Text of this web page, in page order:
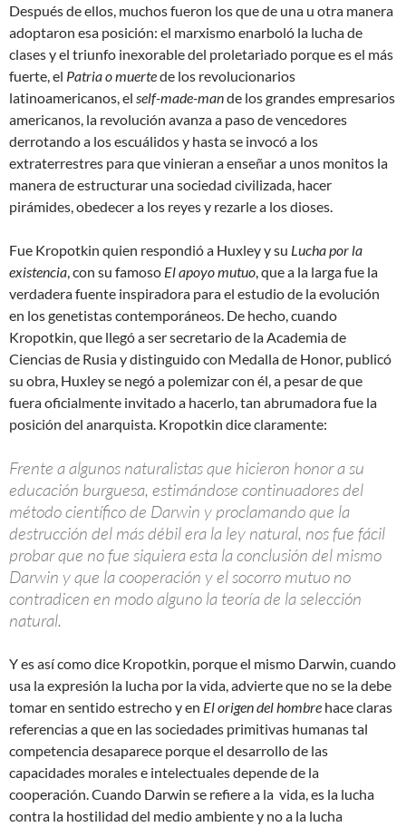
Después de ellos, muchos fueron los que de una u otra manera
adoptaron esa posición: el marxismo enarboló la lucha de
clases y el triunfo inexorable del proletariado porque es el más
fuerte, el Patria o muertede los revolucionarios
latinoamericanos, el self-made-mande los grandes empresarios
americanos, la revolución avanza a paso de vencedores
derrotando a los escuálidos y hasta se invocó a los
extraterrestres para que vinieran a enseñar a unos monitos la
manera de estructurar una sociedad civilizada, hacer
pirámides, obedecer a los reyes y rezarle a los dioses.
Fue Kropotkin quien respondió a Huxley y su Lucha por la
existencia, con su famoso El apoyo mutuo, que a la larga fue la
verdadera fuente inspiradora para el estudio de la evolución
en los genetistas contemporáneos. De hecho, cuando
Kropotkin, que llegó a ser secretario de la Academia de
Ciencias de Rusia y distinguido con Medalla de Honor, publicó
su obra, Huxley se negó a polemizar con él, a pesar de que
fuera oficialmente invitado a hacerlo, tan abrumadora fue la
posición del anarquista. Kropotkin dice claramente:
Frente a algunos naturalistas que hicieron honor a su
educación burguesa, estimándose continuadores del
método científico de Darwin y proclamando que la
destrucción del más débil era la ley natural, nos fue fácil
probar que no fue siquiera esta la conclusión del mismo
Darwin y que la cooperación y el socorro mutuo no
contradicen en modo alguno la teoría de la selección
natural.
Y es así como dice Kropotkin, porque el mismo Darwin, cuando
usa la expresión la lucha por la vida, advierte que no se la debe
tomar en sentido estrecho y en El origen del hombre hace claras
referencias a que en las sociedades primitivas humanas tal
competencia desaparece porque el desarrollo de las
capacidades morales e intelectuales depende de la
cooperación. Cuando Darwin se refiere a la vida, es la lucha
contra la hostilidad del medio ambiente y no a la lucha